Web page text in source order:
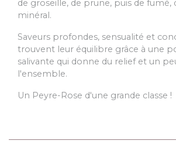
de groseille, de prune, puis de fumé,
minéral.
Saveurs profondes, sensualité et
trouvent leur équilibre grâce à une
salivante qui donne du relief et un
l'ensemble.
Un Peyre-Rose d'une grande classe !